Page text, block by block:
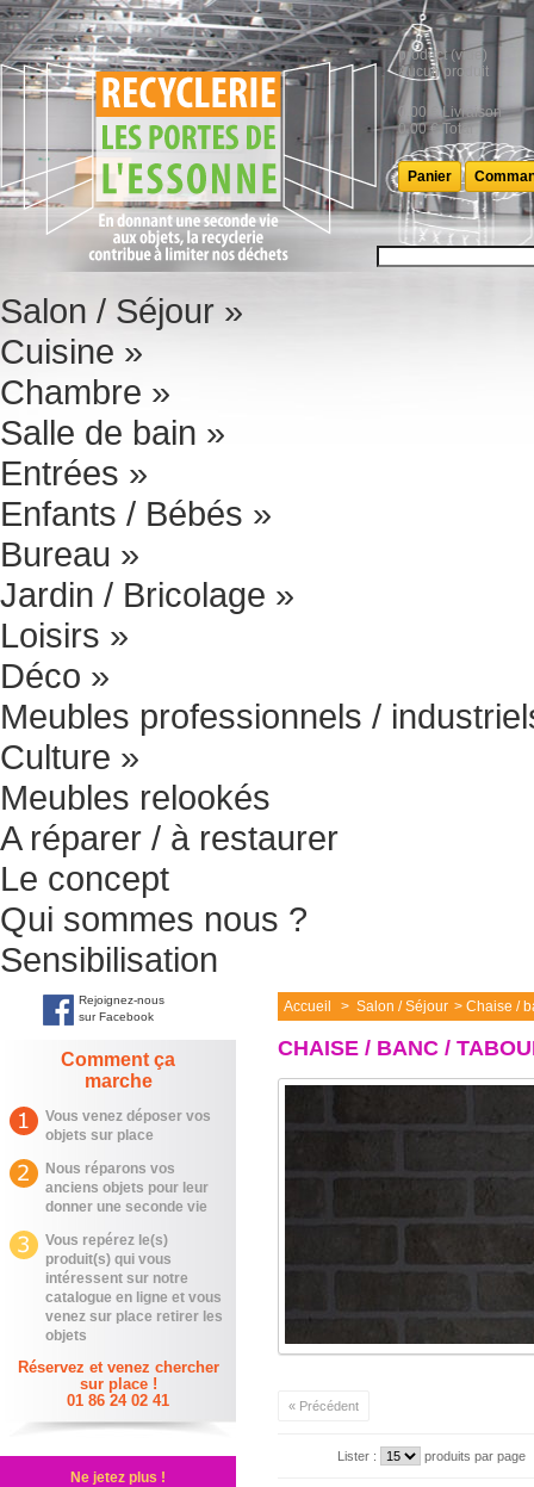
product (vide)
Aucun produit
0,00 €
Livraison
0,00 € Total
Panier
Salon / Séjour »
Cuisine »
Chambre »
Salle de bain »
Entrées »
Enfants / Bébés »
Bureau »
Jardin / Bricolage »
Loisirs »
Déco »
Meubles professionnels /
Culture »
Meubles relookés
A réparer / à restaurer
Le concept
Qui sommes nous ?
Sensibilisation
Rejoignez-nous
sur Facebook
Comment ça
marche
Vous venez déposer vos
objets sur place
Nous réparons vos
anciens objets pour leur
donner une seconde vie
Vous repérez le(s)
produit(s) qui vous
intéressent sur notre
catalogue en ligne et vous
venez sur place retirer les
objets
Réservez et venez chercher
sur place !
01 86 24 02 41
Ne jetez plus !
Accueil > Salon / Séjour > Chaise /
CHAISE / BANC /
« Précédent
Lister : produits par page